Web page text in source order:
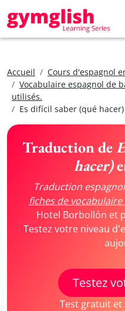
Accueil
Cours d'espagnol
Vocabulaire espagnol de
utilisés.
Es difícil saber (qué hacer)
Traduction de
hacer)
Traduction
fiches de vocabulaire
Hotel Borbollón et
Testez votre niveau
Testez
Test gratuit et